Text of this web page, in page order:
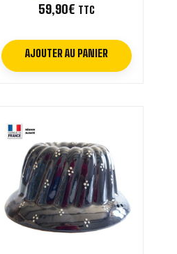
59,90€ TTC
AJOUTER AU PANIER